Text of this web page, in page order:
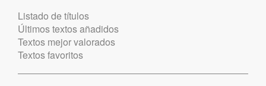
Listado de títulos
Últimos textos añadidos
Textos mejor valorados
Textos favoritos